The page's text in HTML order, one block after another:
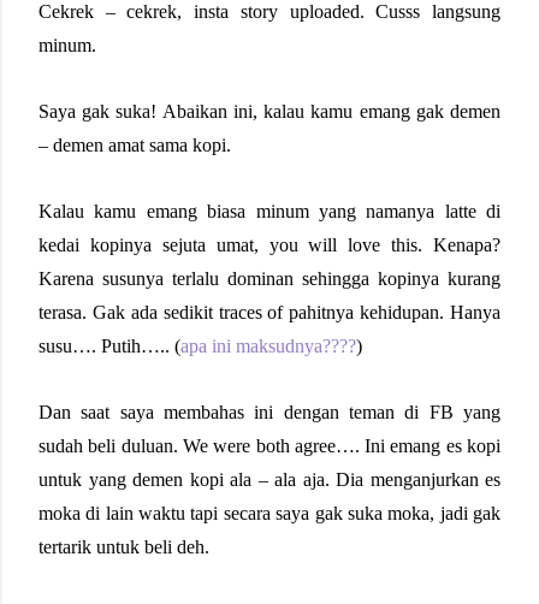
Cekrek – cekrek, insta story uploaded. Cusss langsung
minum.
Saya gak suka! Abaikan ini, kalau kamu emang gak demen
– demen amat sama kopi.
Kalau kamu emang biasa minum yang namanya latte di
kedai kopinya sejuta umat, you will love this. Kenapa?
Karena susunya terlalu dominan sehingga kopinya kurang
terasa. Gak ada sedikit traces of pahitnya kehidupan. Hanya
susu…. Putih….. (apa ini maksudnya????)
Dan saat saya membahas ini dengan teman di FB yang
sudah beli duluan. We were both agree…. Ini emang es kopi
untuk yang demen kopi ala – ala aja. Dia menganjurkan es
moka di lain waktu tapi secara saya gak suka moka, jadi gak
tertarik untuk beli deh.